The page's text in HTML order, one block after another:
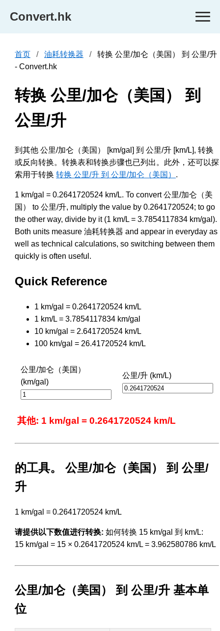
Convert.hk
首页 油耗转换器
转换 公里/加仑（美国） 到 公里/升
- Convert.hk
转换 公里/加仑（美国） 到
公里/升
到其他 公里/加仑（美国） [km/gal] 到 公里/升 [km/L], 转换
或反向转换。转换表和转换步骤也已列出。此外，还可以探
索用于转换 转换 公里/升 到 公里/加仑（美国） .
1 km/gal = 0.2641720524 km/L. To convert 公里/加仑（美
国） to 公里/升, multiply the value by 0.2641720524; to go
the other way, divide by it (1 km/L = 3.7854117834 km/gal).
Both units measure 油耗转换器 and appear in everyday as
well as technical calculations, so switching between them
quickly is often useful.
Quick Reference
1 km/gal = 0.2641720524 km/L
1 km/L = 3.7854117834 km/gal
10 km/gal = 2.641720524 km/L
100 km/gal = 26.41720524 km/L
公里/加仑（美国）
(km/gal)
公里/升 (km/L)
其他: 1 km/gal = 0.2641720524 km/L
的工具。 公里/加仑（美国） 到 公里/
升
1 km/gal = 0.2641720524 km/L
请提供以下数值进行转换: 如何转换 15 km/gal 到 km/L:
15 km/gal = 15 × 0.2641720524 km/L = 3.962580786 km/L
公里/加仑（美国） 到 公里/升 基本单
位